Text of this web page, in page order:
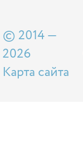
© 2014 —
2026
Карта сайта